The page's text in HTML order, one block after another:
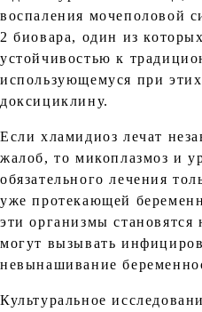
воспаления мочеполовой
2 биовара, один из
устойчивостью к
использующемуся при
доксициклину.
Если хламидиоз лечат
жалоб, то микоплазмоз и
обязательного лечения
уже протекающей
эти организмы
могут вызывать
невынашивание
Культуральное